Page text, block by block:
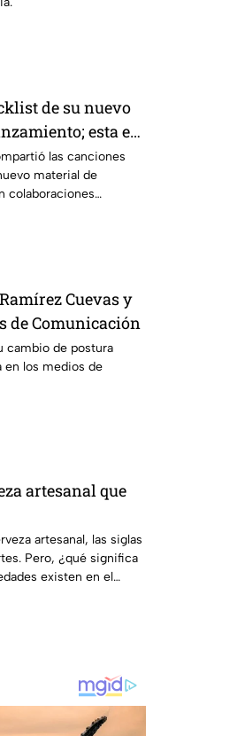
de su nuevo
esta es
las canciones
material de
colaboraciones
Cuevas y
de Comunicación
cambio de postura
en los medios de
artesanal que
artesanal, las siglas
Pero, ¿qué significa
existen en el